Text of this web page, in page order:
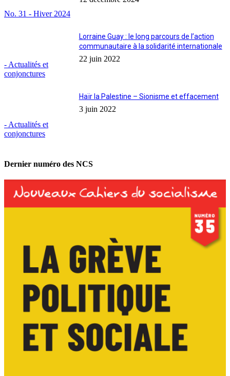
No. 31 - Hiver 2024
- Actualités et
conjonctures
Lorraine Guay : le long parcours de l’action
communautaire à la solidarité internationale
22 juin 2022
- Actualités et
conjonctures
Haïr la Palestine – Sionisme et effacement
3 juin 2022
Dernier numéro des NCS